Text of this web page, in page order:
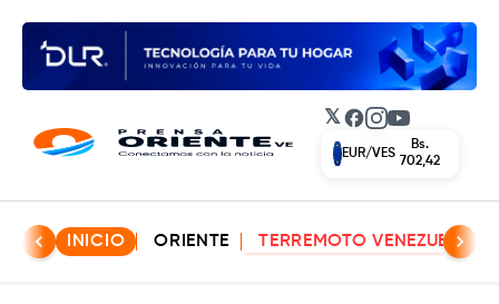
𝕏 Facebook
Instagram
YouTube
EUR/VES
Bs.
702,42
INICIO ORIENTE TERREMOTO VENEZUELA